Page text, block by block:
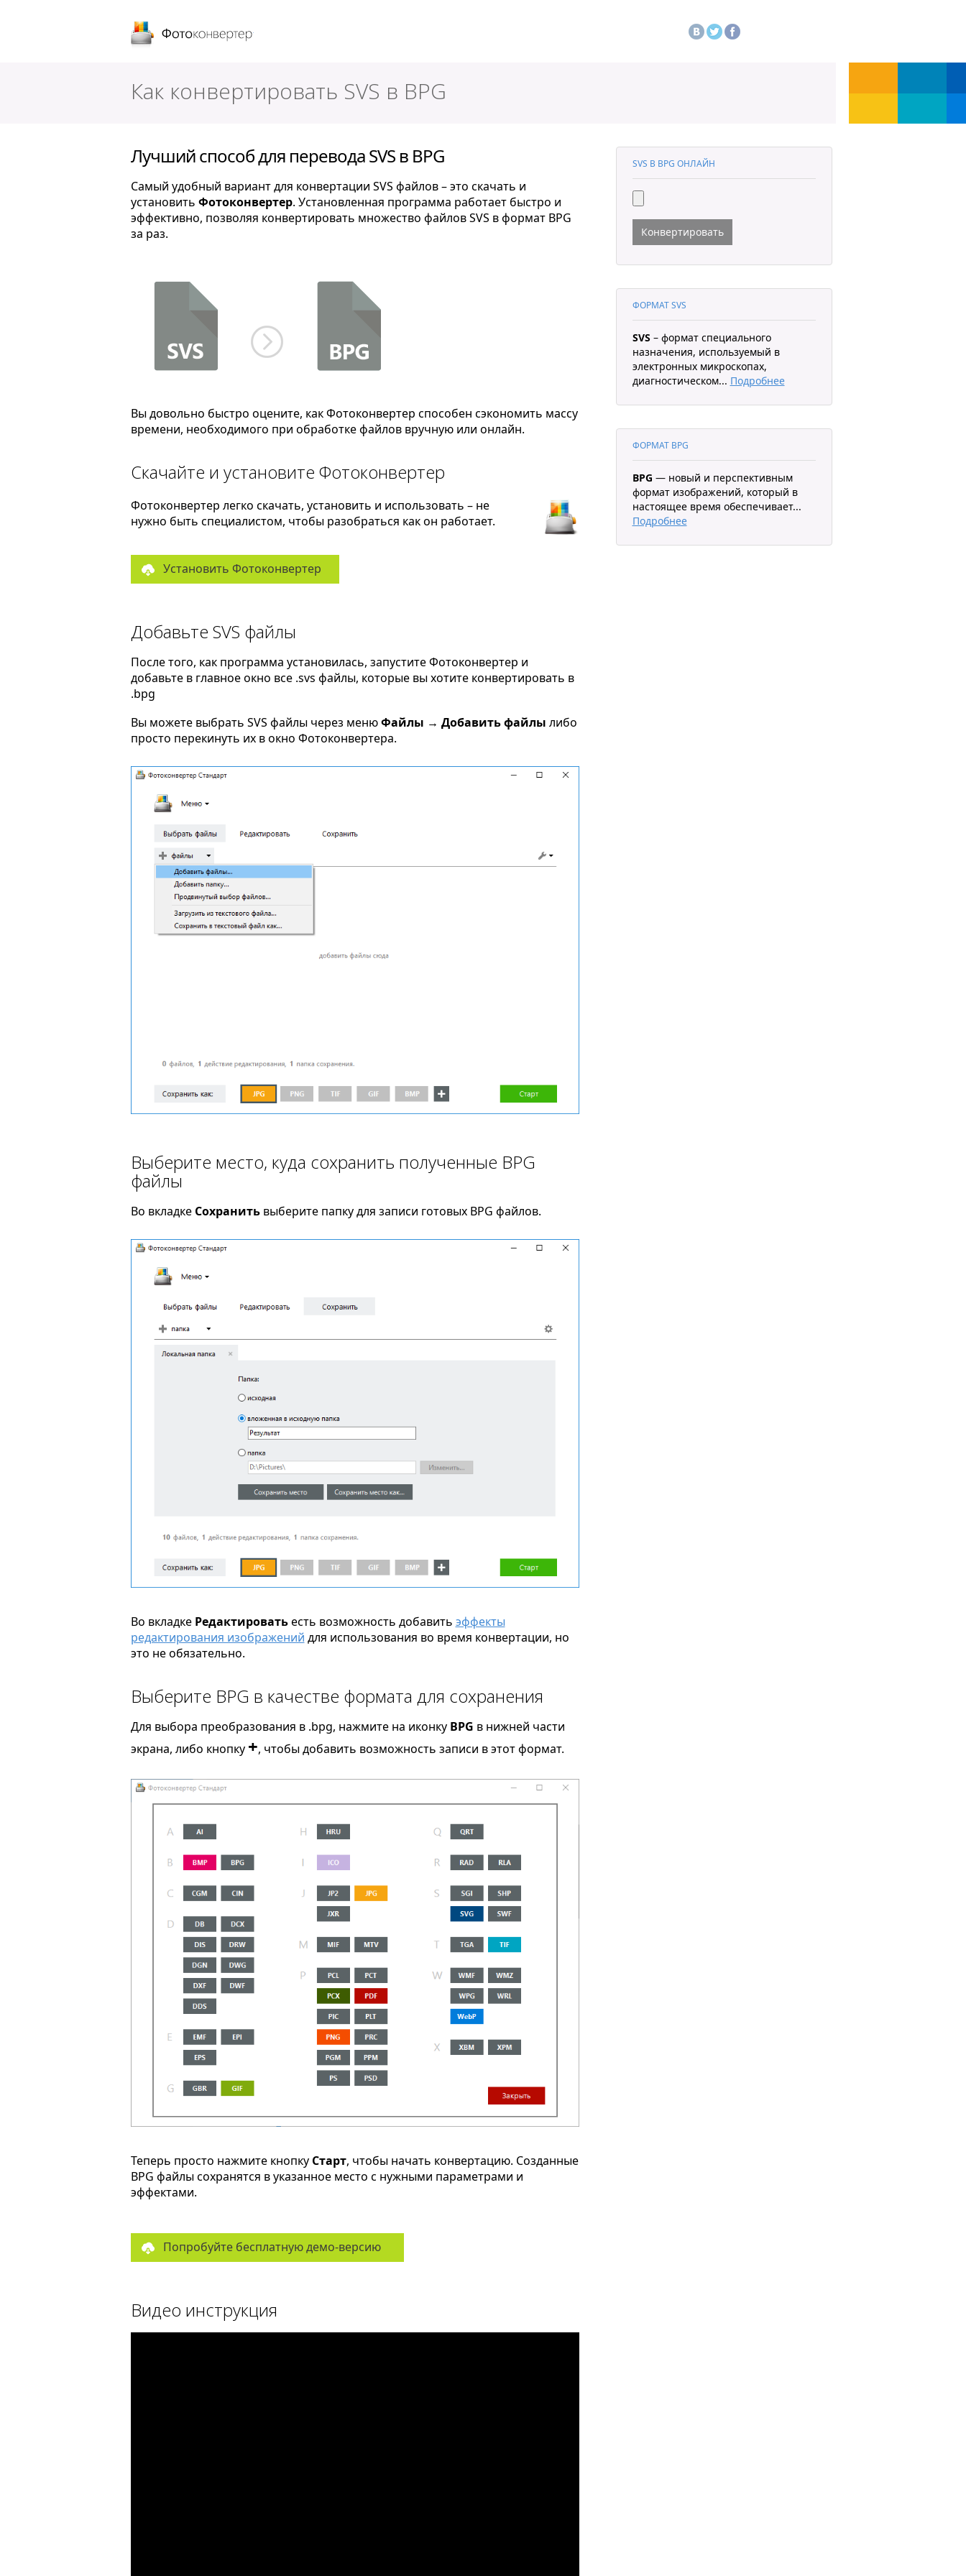
Как конвертировать SVS в BPG
Лучший способ для перевода SVS в BPG
Самый удобный вариант для конвертации SVS файлов – это скачать и
установить Фотоконвертер. Установленная программа работает быстро и
эффективно, позволяя конвертировать множество файлов SVS в формат BPG
за раз.
Вы довольно быстро оцените, как Фотоконвертер способен сэкономить массу
времени, необходимого при обработке файлов вручную или онлайн.
Скачайте и установите Фотоконвертер
Фотоконвертер легко скачать, установить и использовать – не
нужно быть специалистом, чтобы разобраться как он работает.
Установить Фотоконвертер
Добавьте SVS файлы
После того, как программа установилась, запустите Фотоконвертер и
добавьте в главное окно все .svs файлы, которые вы хотите конвертировать в
.bpg
Вы можете выбрать SVS файлы через менюФайлы → Добавить файлы либо
просто перекинуть их в окно Фотоконвертера.
Выберите место, куда сохранить полученные BPG
файлы
Во вкладке Сохранитьвыберите папку для записи готовых BPG файлов.
Во вкладке Редактироватьесть возможность добавить эффекты
редактирования изображений для использования во время конвертации, но
это не обязательно.
Выберите BPG в качестве формата для сохранения
Для выбора преобразования в .bpg, нажмите на иконку BPG в нижней части
экрана, либо кнопку +, чтобы добавить возможность записи в этот формат.
Теперь просто нажмите кнопку Старт, чтобы начать конвертацию. Созданные
BPG файлы сохранятся в указанное место с нужными параметрами и
эффектами.
Попробуйте бесплатную демо-версию
Видео инструкция
SVS В BPG ОНЛАЙН
Конвертировать
ФОРМАТ SVS
SVS – формат специального
назначения, используемый в
электронных микроскопах,
диагностическом... Подробнее
ФОРМАТ BPG
BPG — новый и перспективным
формат изображений, который в
настоящее время обеспечивает...
Подробнее